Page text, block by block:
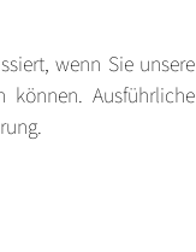
wenn Sie unsere
Ausführliche